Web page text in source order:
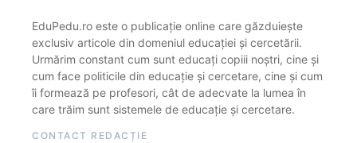
EduPedu.ro este o publicație online care găzduiește
exclusiv articole din domeniul educației și cercetării.
Urmărim constant cum sunt educați copiii noștri, cine și
cum face politicile din educație și cercetare, cine și cum
îi formează pe profesori, cât de adecvate la lumea în
care trăim sunt sistemele de educație și cercetare.
CONTACT REDACȚIE